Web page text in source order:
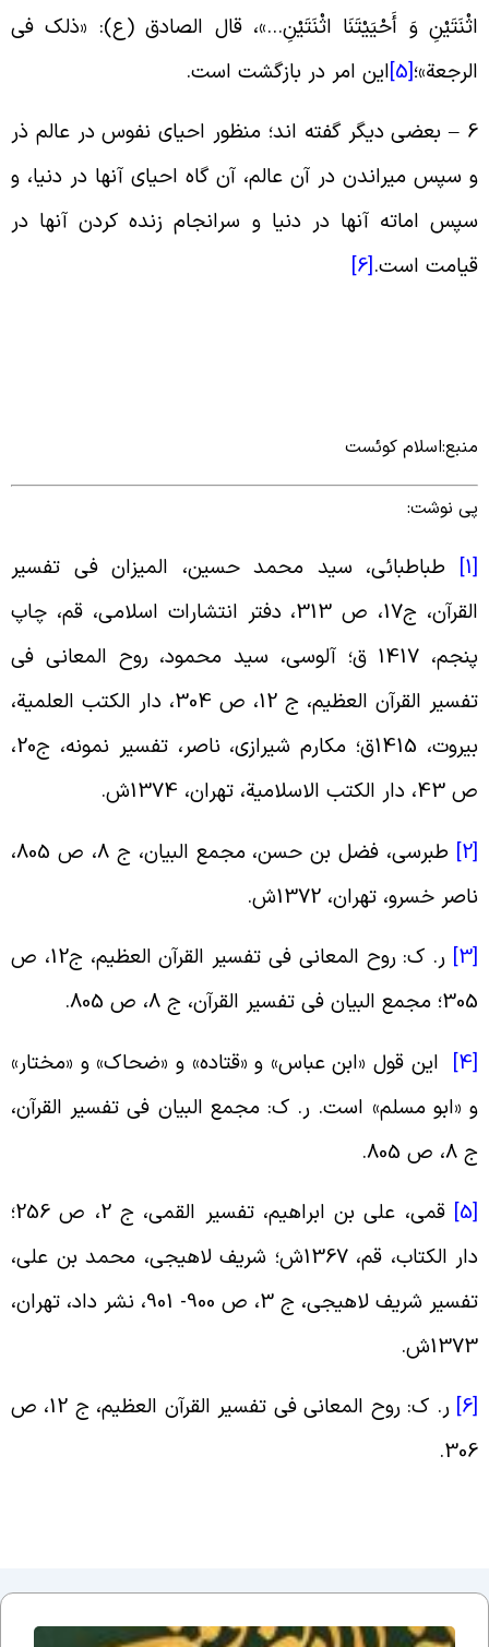
وَ أَحْیَیْتَنَا اثْنَتَیْنِ…‏»، قال الصادق (ع): «ذلک فی
[5]
این امر در بازگشت است.
6 – بعضى دیگر گفته‏ اند؛ منظور احیاى نفوس در عالم ذر
سپس میراندن در آن عالم، آن گاه احیاى آنها در دنیا، و
اماته آنها در دنیا و سرانجام زنده کردن آنها در
است.[6]
کوئست
نوشت:
طباطبائى، سید محمد حسین، المیزان فى تفسیر
القرآن، ج‏17، ص 313، دفتر انتشارات اسلامى، قم، چاپ
پنجم، 1417 ق؛ آلوسی، سید محمود، روح المعانى فی
تفسیر القرآن العظیم، ج 12، ص 304، دار الکتب العلمیة،
بیروت، 1415ق؛ مکارم شیرازی، ناصر، تفسیر نمونه، ج‏20،
الاسلامیة، تهران، 1374ش.
طبرسی، فضل بن حسن، مجمع البیان، ج 8، ص 805،
خسرو، تهران، 1372ش.
ر. ک: روح المعانی فی تفسیر القرآن العظیم، ج‏12، ص
فی تفسیر القرآن، ج 8، ص 805.
این قول «ابن عباس» و «قتاده» و «ضحاک» و «مختار»
«ابو مسلم» است. ر. ک: مجمع البیان فی تفسیر القرآن،
ص 805.
قمی، علی بن ابراهیم، تفسیر القمی، ج ‏2، ص 256؛
دار الکتاب، قم، 1367ش؛ شریف لاهیجی، محمد بن علی،
تفسیر شریف لاهیجی، ج ‏3، ص 900- 901، نشر داد، تهران،
ر. ک: روح المعانی فی تفسیر القرآن العظیم، ج ‏12، ص
دلایل